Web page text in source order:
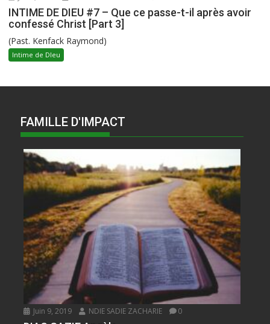
INTIME DE DIEU #7 – Que ce passe-t-il après avoir
confessé Christ [Part 3]
(Past. Kenfack Raymond)
Intime de DIeu
FAMILLE D'IMPACT
Juin 9, 2019 NDIE SADIE ZACHARIE 0